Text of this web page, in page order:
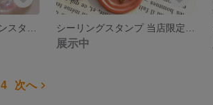
展示中
4 次へ